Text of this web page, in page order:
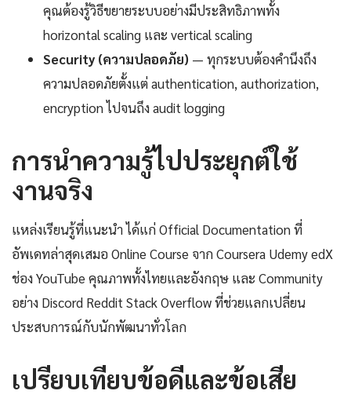
คุณต้องรู้วิธีขยายระบบอย่างมีประสิทธิภาพทั้ง
horizontal scaling และ vertical scaling
Security (ความปลอดภัย) — ทุกระบบต้องคำนึงถึง
ความปลอดภัยตั้งแต่ authentication, authorization,
encryption ไปจนถึง audit logging
การนำความรู้ไปประยุกต์ใช้
งานจริง
แหล่งเรียนรู้ที่แนะนำ ได้แก่ Official Documentation ที่
อัพเดทล่าสุดเสมอ Online Course จาก Coursera Udemy edX
ช่อง YouTube คุณภาพทั้งไทยและอังกฤษ และ Community
อย่าง Discord Reddit Stack Overflow ที่ช่วยแลกเปลี่ยน
ประสบการณ์กับนักพัฒนาทั่วโลก
เปรียบเทียบข้อดีและข้อเสีย